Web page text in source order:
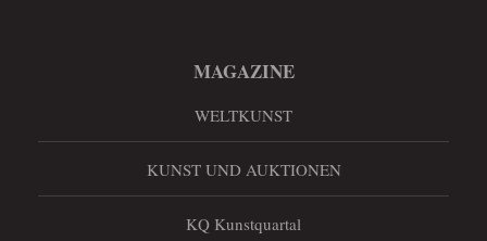
MAGAZINE
WELTKUNST
KUNST UND AUKTIONEN
KQ Kunstquartal